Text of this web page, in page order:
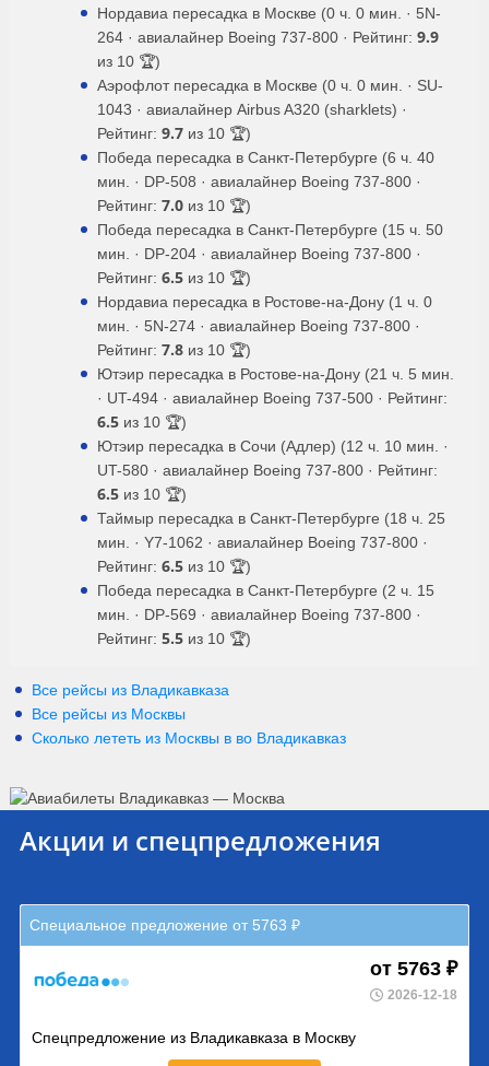
Нордавиа пересадка в Москве (0 ч. 0 мин. · 5N-
264 · авиалайнер Boeing 737-800 · Рейтинг: 9.9
из 10 🏆)
Аэрофлот пересадка в Москве (0 ч. 0 мин. · SU-
1043 · авиалайнер Airbus A320 (sharklets) ·
Рейтинг: 9.7 из 10 🏆)
Победа пересадка в Санкт-Петербурге (6 ч. 40
мин. · DP-508 · авиалайнер Boeing 737-800 ·
Рейтинг: 7.0 из 10 🏆)
Победа пересадка в Санкт-Петербурге (15 ч. 50
мин. · DP-204 · авиалайнер Boeing 737-800 ·
Рейтинг: 6.5 из 10 🏆)
Нордавиа пересадка в Ростове-на-Дону (1 ч. 0
мин. · 5N-274 · авиалайнер Boeing 737-800 ·
Рейтинг: 7.8 из 10 🏆)
Ютэир пересадка в Ростове-на-Дону (21 ч. 5 мин.
· UT-494 · авиалайнер Boeing 737-500 · Рейтинг:
6.5 из 10 🏆)
Ютэир пересадка в Сочи (Адлер) (12 ч. 10 мин. ·
UT-580 · авиалайнер Boeing 737-800 · Рейтинг:
6.5 из 10 🏆)
Таймыр пересадка в Санкт-Петербурге (18 ч. 25
мин. · Y7-1062 · авиалайнер Boeing 737-800 ·
Рейтинг: 6.5 из 10 🏆)
Победа пересадка в Санкт-Петербурге (2 ч. 15
мин. · DP-569 · авиалайнер Boeing 737-800 ·
Рейтинг: 5.5 из 10 🏆)
Все рейсы из Владикавказа
Все рейсы из Москвы
Сколько лететь из Москвы в во Владикавказ
Акции и спецпредложения
Специальное предложение от 5763 ₽
от 5763 ₽
2026-12-18
Спецпредложение из Владикавказа в Москву